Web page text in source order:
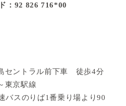
：92 826 716*00
セントラル前下車 徒歩4分
東京駅線
バスのりば1番乗り場より90